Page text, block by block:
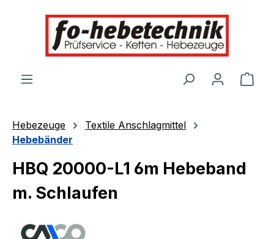
springen
Hebezeuge
Textile Anschlagmittel
Hebebänder
HBQ 20000-L1 6m Hebeband
m. Schlaufen